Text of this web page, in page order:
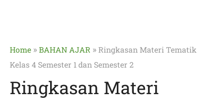
Home »BAHAN AJAR »Ringkasan Materi Tematik
Kelas 4 Semester 1 dan Semester 2
Ringkasan Materi